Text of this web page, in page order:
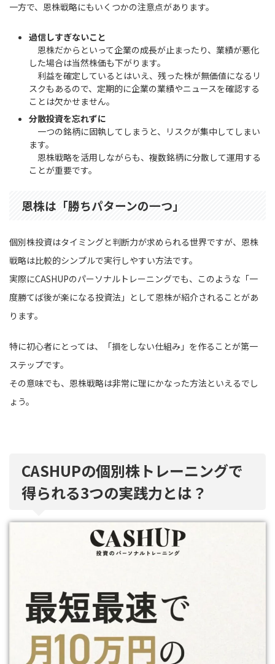
一方で、恩株戦略にもいくつかの注意点があります。
過信しすぎないこと
恩株だからといって企業の成長が止まったり、業績が悪化
した場合は当然株価も下がります。
利益を確定しているとはいえ、残った株が無価値になるリ
スクもあるので、定期的に企業の業績やニュースを確認する
ことは欠かせません。
分散投資を忘れずに
一つの銘柄に固執してしまうと、リスクが集中してしまい
ます。
恩株戦略を活用しながらも、複数銘柄に分散して運用する
ことが重要です。
恩株は「勝ちパターンの一つ」
個別株投資はタイミングと判断力が求められる世界ですが、恩株
戦略は比較的シンプルで実行しやすい方法です。
実際にCASHUPのパーソナルトレーニングでも、このような「一
度勝てば後が楽になる投資法」として恩株が紹介されることがあ
ります。
特に初心者にとっては、「損をしない仕組み」を作ることが第一
ステップです。
その意味でも、恩株戦略は非常に理にかなった方法といえるでし
ょう。
CASHUPの個別株トレーニングで
得られる3つの実践力とは？